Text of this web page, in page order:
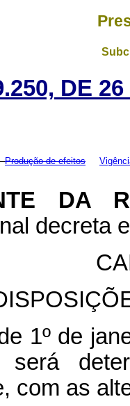
DE
Produção de efeitos
DA
decreta
1º de
será
com as